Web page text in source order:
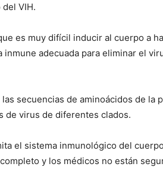
VIH.
es muy difícil inducir al cuerpo a
adecuada para eliminar el
secuencias de aminoácidos de la
de virus de diferentes clados.
el sistema inmunológico del
y los médicos no están